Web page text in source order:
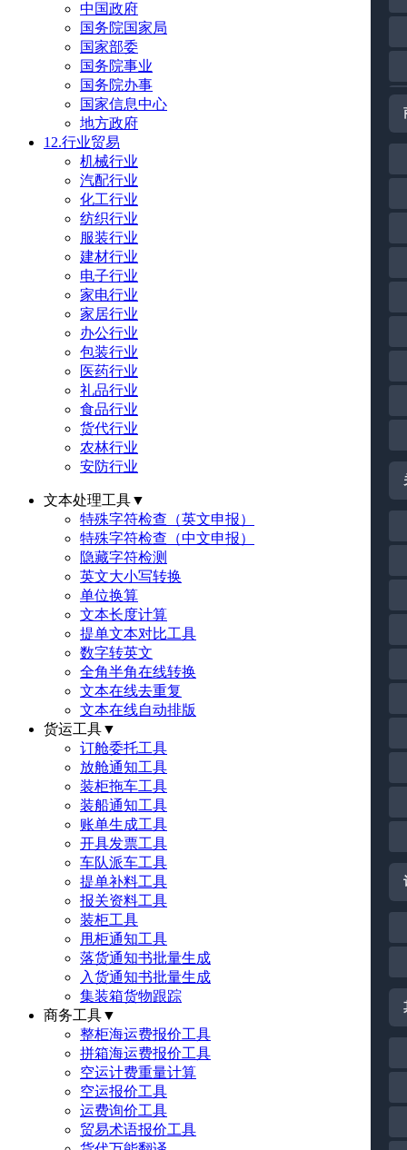
中国政府
国务院国家局
国家部委
国务院事业
国务院办事
国家信息中心
地方政府
12.行业贸易
机械行业
汽配行业
化工行业
纺织行业
服装行业
建材行业
电子行业
家电行业
家居行业
办公行业
包装行业
医药行业
礼品行业
食品行业
货代行业
农林行业
安防行业
文本处理工具▼
特殊字符检查（英文申报）
特殊字符检查（中文申报）
隐藏字符检测
英文大小写转换
单位换算
文本长度计算
提单文本对比工具
数字转英文
全角半角在线转换
文本在线去重复
文本在线自动排版
货运工具▼
订舱委托工具
放舱通知工具
装柜拖车工具
装船通知工具
账单生成工具
开具发票工具
车队派车工具
提单补料工具
报关资料工具
装柜工具
甩柜通知工具
落货通知书批量生成
入货通知书批量生成
集装箱货物跟踪
商务工具▼
整柜海运费报价工具
拼箱海运费报价工具
空运计费重量计算
空运报价工具
运费询价工具
贸易术语报价工具